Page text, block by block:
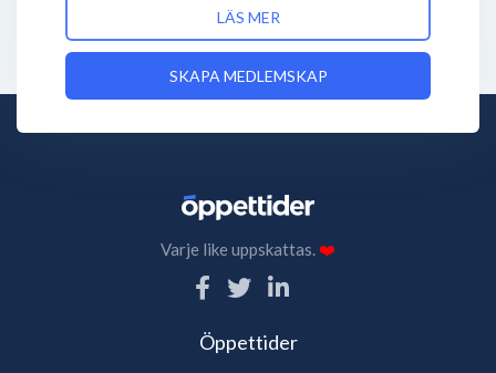
LÄS MER
SKAPA MEDLEMSKAP
Varje like uppskattas.❤️
Öppettider